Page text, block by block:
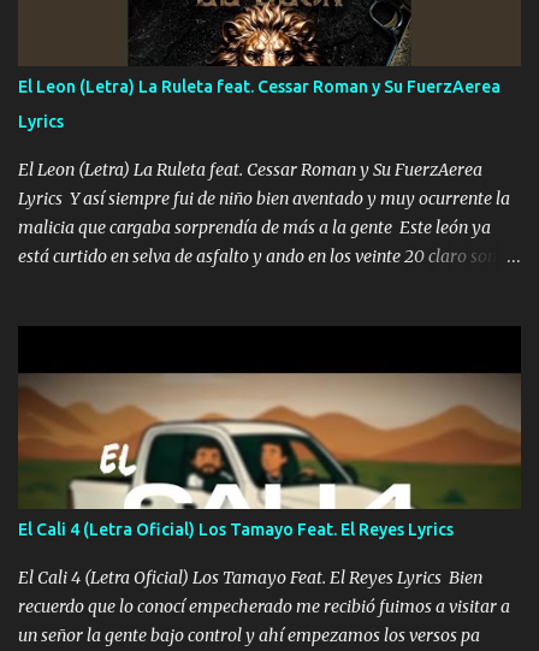
me fajó una Glock siempre armado todas las generaciones yo
traigo El chiste es que hago lo que quiero pues así soy me mandó
yo tengo el control a todos yo les paro el dedo soy hocicon un
malcriado un malandrón Que Les importa no saben nada falsas
las risas las que me miran hay gente corriente no quieren ve...
El Leon (Letra) La Ruleta feat. Cessar Roman y Su FuerzAerea
Lyrics
El Leon (Letra) La Ruleta feat. Cessar Roman y Su FuerzAerea
Lyrics Y así siempre fui de niño bien aventado y muy ocurrente la
malicia que cargaba sorprendía de más a la gente Este león ya
está curtido en selva de asfalto y ando en los veinte 20 claro son
pa más pues hay charola les voy a dar hasta topar pues no hay de
otra Música Surcando bien mi camino voy por mi línea no veo a
los lados aquel que no corre vuela no se me duerm voy chicoteado
Ya pasé varias hazañas ya tienen rato que me agarran el colmillo
de este León los estatales no sé esperaron Al tiro esta la PrimiZa
también la nueve que cargo al lado doy la mano al que su amigo y
al traicionero damos pa abajo Y No me paran aquí hay pa más
pues hay charola les voy a dar hasta topar pues no hay de otra...
El Cali 4 (Letra Oficial) Los Tamayo Feat. El Reyes Lyrics
El Cali 4 (Letra Oficial) Los Tamayo Feat. El Reyes Lyrics Bien
recuerdo que lo conocí empecherado me recibió fuimos a visitar a
un señor la gente bajo control y ahí empezamos los versos pa